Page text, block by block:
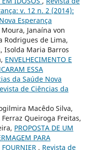
v. 12 n. 2 (2014):
Esperança
Janaína von
Rodrigues de Lima,
Isolda Maria Barros
ENVELHECIMENTO E
ESSA
da Saúde Nova
de Ciências da
Macêdo Silva,
Queiroga Freitas,
PROPOSTA DE UM
PARA
, Revista de